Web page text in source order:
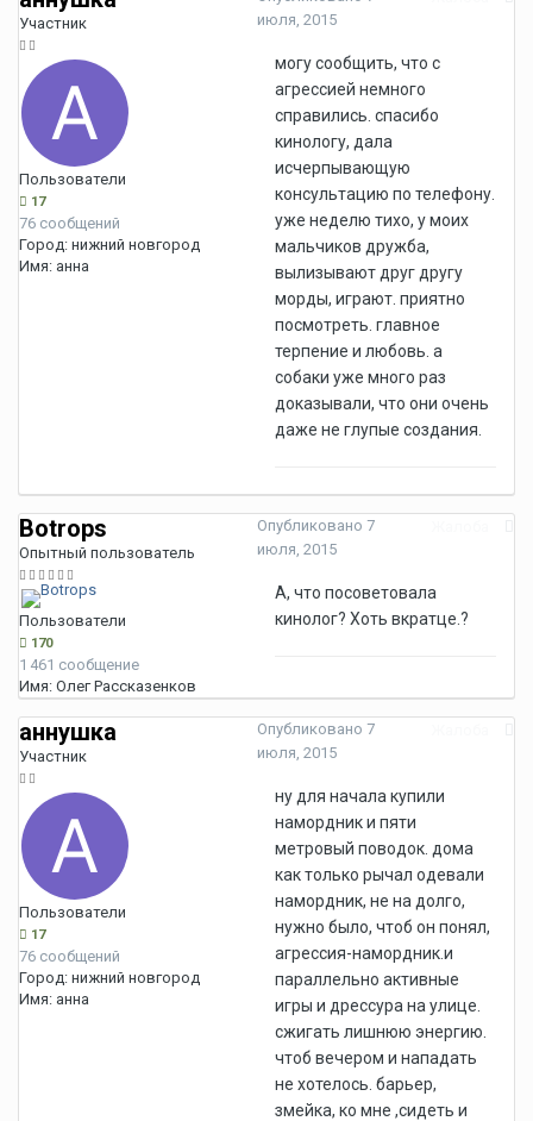
Участник
Пользователи
17
76 сообщений
Город: нижний новгород
Имя: анна
июля, 2015
могу сообщить, что с
агрессией немного
справились. спасибо
кинологу, дала
исчерпывающую
консультацию по телефону.
уже неделю тихо, у моих
мальчиков дружба,
вылизывают друг другу
морды, играют. приятно
посмотреть. главное
терпение и любовь. а
собаки уже много раз
доказывали, что они очень
даже не глупые создания.
Botrops
Опытный пользователь
Пользователи
170
1 461 сообщение
Имя: Олег Рассказенков
Опубликовано 7
июля, 2015
А, что посоветовала
кинолог? Хоть вкратце.?
аннушка
Участник
Пользователи
17
76 сообщений
Город: нижний новгород
Имя: анна
Опубликовано 7
июля, 2015
ну для начала купили
намордник и пяти
метровый поводок. дома
как только рычал одевали
намордник, не на долго,
нужно было, чтоб он понял,
агрессия-намордник.и
параллельно активные
игры и дрессура на улице.
сжигать лишнюю энергию.
чтоб вечером и нападать
не хотелось. барьер,
змейка, ко мне ,сидеть и